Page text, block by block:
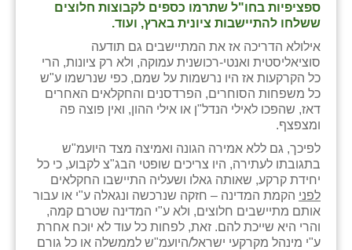
ספציפיות בחו"ל שתרמו כספים לקבוצות חלוצים
ששלחו להתיישבות ציונית בארץ, ועוד.
אילולא הדריכה אז את המתיישבים גם תודעה
סוציאליסטית ואנטי-רכושנית עמוקה, ולא רק ציונות, הרי
כל הקרקעות אז היו נרשמות על שמם, כפי שנרשמו ע"ש
כל משפחות הסוחרים, הפרדסנים והחקלאים האחרים
דאז, שהפכו לאילי הנדל"ן או אילי ההון, ואין פוצה פה
ומצפצף.
לפיכך, גם ללא אמירה הגונה ואמיצה מצד היועמ"ש
בתגובתו לעתירה, היו צריכים שופטי הבג"צ לקבוע, כי כל
יחידת קרקע, שאותה גאלו ושעליה התיישבו החקלאים
לפני הקמת המדינה – חזקה שנרכשה ונגאלה ע"י או עבור
אותם מתיישבים חלוצים, ולא ע"י המדינה שטרם קמה,
והרי היא שייכת להם. זאת, לפחות כל עוד לא יוכח אחרת
ע"י מינהל מקרקעי ישראל/היועמ"ש לממשלה או כל גורם
יד השמונה
כפר אביב
כפר ביאליק
כפר הרי״ף
כפר מישר
כפר מע״ש
כפר מרדכי
כפר סבא (אגרא)